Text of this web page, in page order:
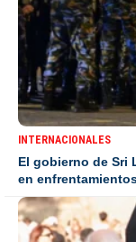
INTERNACIONALES
El gobierno de Sri
en